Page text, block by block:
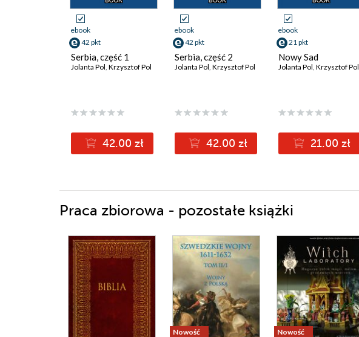
ebook
42 pkt
Serbia, część 1
Jolanta Pol, Krzysztof Pol
42.00 zł
ebook
42 pkt
Serbia, część 2
Jolanta Pol,Krzysztof Pol
42.00 zł
ebook
21 pkt
Nowy Sad
Jolanta Pol,Krzysztof Pol
21.00 zł
Praca zbiorowa - pozostałe książki
Nowość
Nowość